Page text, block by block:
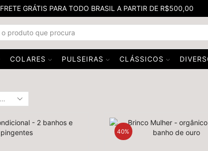
FRETE GRÁTIS PARA TODO BRASIL A PARTIR DE R$500,00
COLARES PULSEIRAS CLÁSSICOS
40%